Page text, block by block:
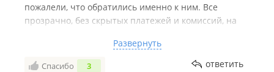
пожалели, что обратились именно к ним. Все
прозрачно, без скрытых платежей и комиссий, на
Удачи вам и по-больше благодарных клиентов.
Развернуть
Спасибо 3 ответить